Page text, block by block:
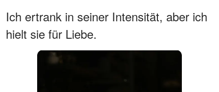
Ich ertrank in seiner Intensität, aber ich
hielt sie für Liebe.